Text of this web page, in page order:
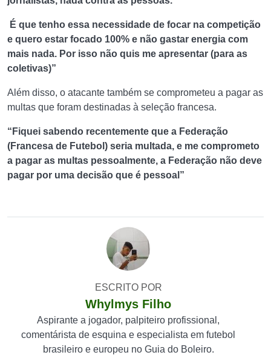
É que tenho essa necessidade de focar na competição
e quero estar focado 100% e não gastar energia com
mais nada. Por isso não quis me apresentar (para as
coletivas)”
Além disso, o atacante também se comprometeu a pagar as
multas que foram destinadas à seleção francesa.
“Fiquei sabendo recentemente que a Federação
(Francesa de Futebol) seria multada, e me comprometo
a pagar as multas pessoalmente, a Federação não deve
pagar por uma decisão que é pessoal”
ESCRITO POR
Whylmys Filho
Aspirante a jogador, palpiteiro profissional,
comentárista de esquina e especialista em futebol
brasileiro e europeu no Guia do Boleiro.